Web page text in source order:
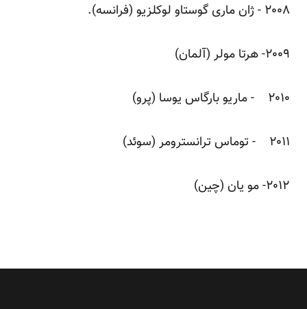
۲۰۰۸ - ژان ماری گوستاو لوکلزیو (فرانسه).
۲۰۰۹- هرتا مولر (آلمان)
۲۰۱۰ - ماریو بارگاس یوسا (پرو)
۲۰۱۱ - توماس ترانسترومر (سوئد)
۲۰۱۲- مو یان (چین)